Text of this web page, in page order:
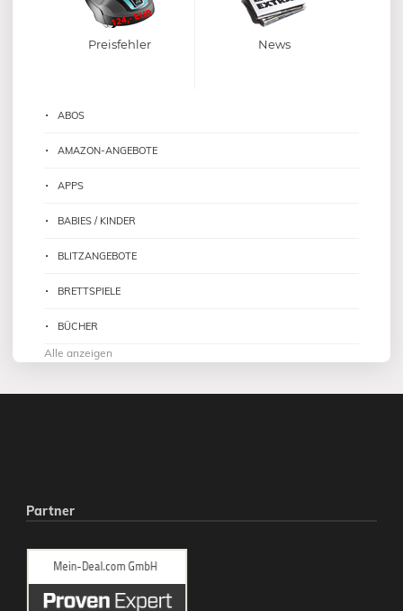
Preisfehler News
ABOS
AMAZON-ANGEBOTE
APPS
BABIES / KINDER
BLITZANGEBOTE
BRETTSPIELE
BÜCHER
Alle anzeigen
Partner